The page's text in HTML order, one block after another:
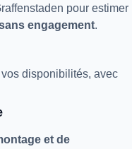
pour estimer
engagement.
disponibilités, avec
et de